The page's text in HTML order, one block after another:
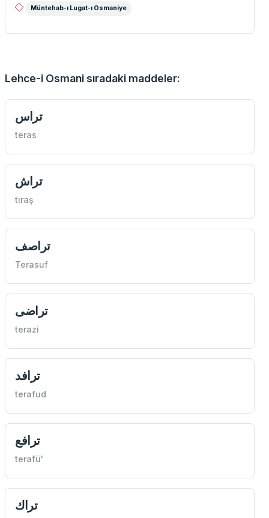
Müntehab-ı Lugat-ı Osmaniye
Lehce-i Osmani sıradaki maddeler:
تراس
teras
تراش
tıraş
تراصف
Terasuf
تراضی
terazi
ترافد
terafud
ترافع
terafü'
تراك